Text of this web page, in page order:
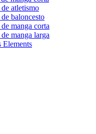
atletismo
baloncesto
manga corta
manga larga
Elements